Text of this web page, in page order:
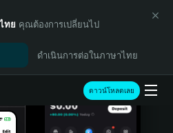
ทย คุณต้องการเปลี่ยนไป
ดำเนินการต่อในภาษาไทย
ดาวน์โหลดเลย